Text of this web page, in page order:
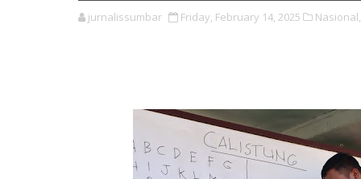
jurnalissumbar Friday, February 14, 2025 Nasional,